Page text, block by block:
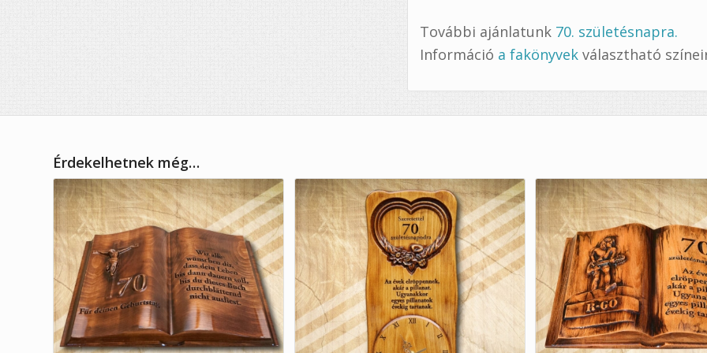
További ajánlatunk 70. születésnapra.
Információ a fakönyvekválasztható
Érdekelhetnek még…